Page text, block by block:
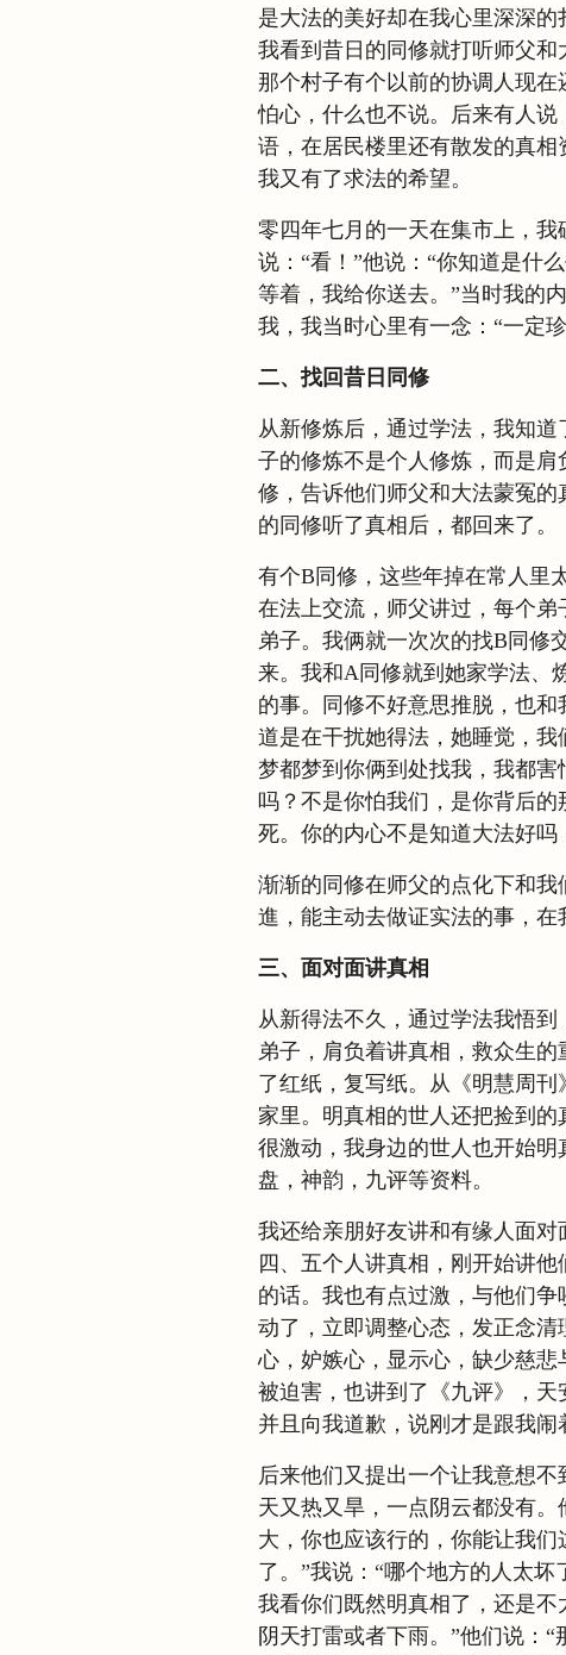
是大法的美好却在我心里深深的
我看到昔日的同修就打听师父
那个村子有个以前的协调人现
怕心，什么也不说。后来有人
语，在居民楼里还有散发的真相
我又有了求法的希望。
零四年七月的一天在集市上，
说：“看！”他说：“你知道是什
等着，我给你送去。”当时我的
我，我当时心里有一念：“一定
二、找回昔日同修
从新修炼后，通过学法，我知
子的修炼不是个人修炼，而是
修，告诉他们师父和大法蒙冤
的同修听了真相后，都回来了。
有个B同修，这些年掉在常人里
在法上交流，师父讲过，每个
弟子。我俩就一次次的找B同修
来。我和A同修就到她家学法、
的事。同修不好意思推脱，也
道是在干扰她得法，她睡觉，
梦都梦到你俩到处找我，我都
吗？不是你怕我们，是你背后
死。你的内心不是知道大法好
渐渐的同修在师父的点化下和
進，能主动去做证实法的事，在
三、面对面讲真相
从新得法不久，通过学法我悟
弟子，肩负着讲真相，救众生
了红纸，复写纸。从《明慧周
家里。明真相的世人还把捡到
很激动，我身边的世人也开始
盘，神韵，九评等资料。
我还给亲朋好友讲和有缘人面
四、五个人讲真相，刚开始讲
的话。我也有点过激，与他们
动了，立即调整心态，发正念
心，妒嫉心，显示心，缺少慈
被迫害，也讲到了《九评》，天
并且向我道歉，说刚才是跟我闹
后来他们又提出一个让我意想
天又热又旱，一点阴云都没有
大，你也应该行的，你能让我
了。”我说：“哪个地方的人太
我看你们既然明真相了，还是
阴天打雷或者下雨。”他们说：